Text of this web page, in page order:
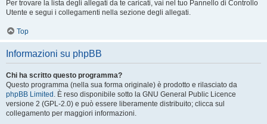
Per trovare la lista degli allegati da te caricati, vai nel tuo Pannello di Controllo
Utente e segui i collegamenti nella sezione degli allegati.
Top
Informazioni su phpBB
Chi ha scritto questo programma?
Questo programma (nella sua forma originale) è prodotto e rilasciato da
phpBB Limited . È reso disponibile sotto la GNU General Public Licence
versione 2 (GPL-2.0) e può essere liberamente distribuito; clicca sul
collegamento per maggiori informazioni.